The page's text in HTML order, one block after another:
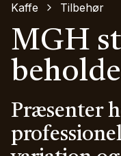
Kaffe Tilbehør
MGH
Præsenter